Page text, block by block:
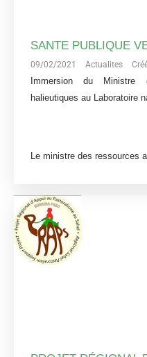
SANTE PUBLIQUE
09/02/2021 Actualites
Immersion du Ministre
halieutiques au Laboratoire
Le ministre des ressources